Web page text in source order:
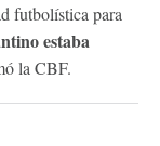
futbolística para
estaba
la CBF.